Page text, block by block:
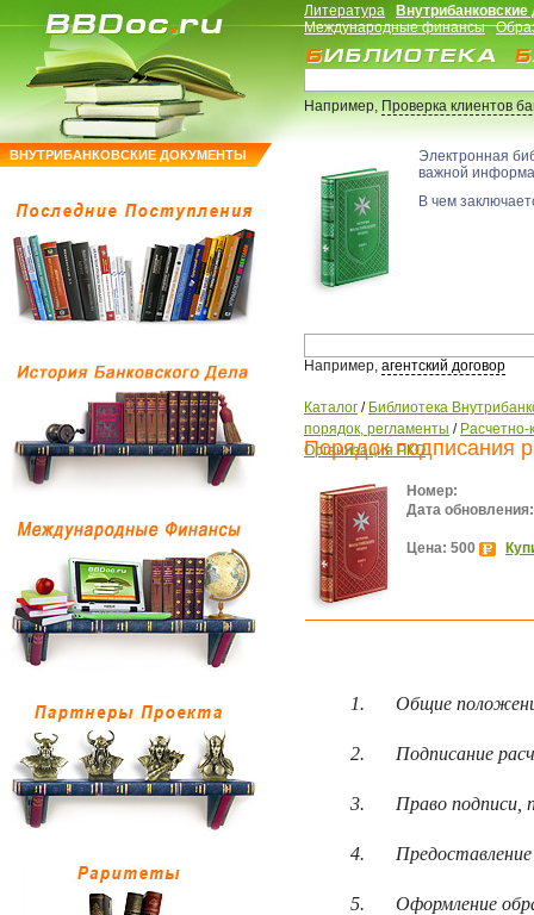
ВНУТРИБАНКОВСКИЕ ДОКУМЕНТЫ
Литература
Международные финансы
Например,Проверка клиентов
Электронная
важной
В чем
Например, агентский договор
Каталог / Библиотека
порядок, регламенты /
Организация РКО
Порядок подписания
Номер:
Дата обновления:
Цена: 500
1. Общие
2. Подписание
3. Право подписи,
4.
5. Оформление